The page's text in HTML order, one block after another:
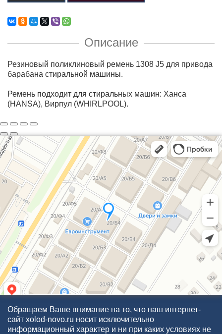
Описание
Резиновый поликлиновый ремень 1308 J5 для привода
барабана стиральной машины.
Ремень подходит для стиральных машин: Ханса
(HANSA), Вирпул (WHIRLPOOL).
Обращаем Ваше внимание на то, что наш интернет-
сайт xolod-novo.ru носит исключительно
информационный характер и ни при каких условиях не